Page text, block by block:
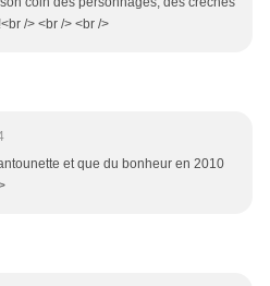
/> <br /> <br />
et que du bonheur en 2010